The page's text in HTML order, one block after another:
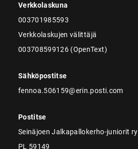
Verkkolaskuna
003701985593
Verkkolaskujen välittäjä
003708599126 (OpenText)
Sähköpostitse
fennoa.506159@erin.posti.com
Postitse
Seinäjoen Jalkapallokerho-juniorit ry
PL 59149